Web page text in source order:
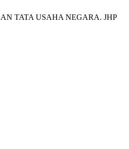
TATA USAHA NEGARA. JHP